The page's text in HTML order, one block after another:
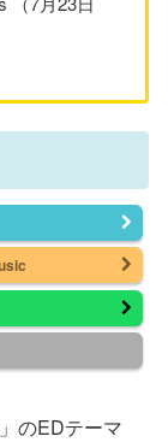
のEDテーマ